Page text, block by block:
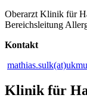
Oberarzt Klinik für
Bereichsleitung
Kontakt
Klinik für